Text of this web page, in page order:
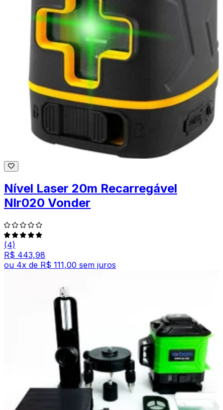
Nível Laser 20m Recarregável
Nlr020 Vonder
(4)
R$ 443,98
ou 4x de R$ 111,00 sem juros